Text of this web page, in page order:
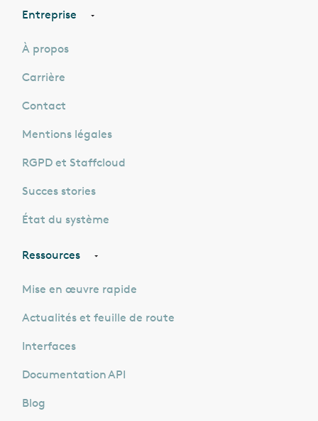
Entreprise
À propos
Carrière
Contact
Mentions légales
RGPD et Staffcloud
Succes stories
État du système
Ressources
Mise en œuvre rapide
Actualités et feuille de route
Interfaces
Documentation API
Blog